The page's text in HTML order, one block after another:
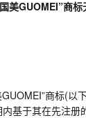
美GUOMEI”商标
商标(以
基于其在先注